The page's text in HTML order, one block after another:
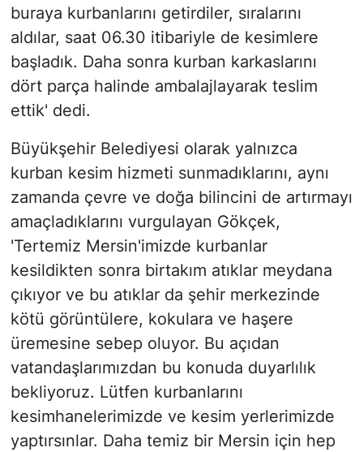
buraya kurbanlarını getirdiler, sıralarını
aldılar, saat 06.30 itibariyle de kesimlere
başladık. Daha sonra kurban karkaslarını
dört parça halinde ambalajlayarak teslim
ettik' dedi.
Büyükşehir Belediyesi olarak yalnızca
kurban kesim hizmeti sunmadıklarını, aynı
zamanda çevre ve doğa bilincini de artırmayı
amaçladıklarını vurgulayan Gökçek,
'Tertemiz Mersin'imizde kurbanlar
kesildikten sonra birtakım atıklar meydana
çıkıyor ve bu atıklar da şehir merkezinde
kötü görüntülere, kokulara ve haşere
üremesine sebep oluyor. Bu açıdan
vatandaşlarımızdan bu konuda duyarlılık
bekliyoruz. Lütfen kurbanlarını
kesimhanelerimizde ve kesim yerlerimizde
yaptırsınlar. Daha temiz bir Mersin için hep